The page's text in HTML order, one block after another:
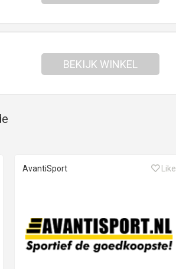
BEKIJK WINKEL
AvantiSport Like